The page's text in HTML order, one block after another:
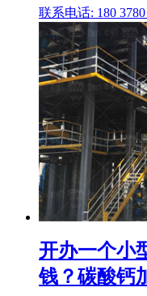
联系电话: 180 3780
开办一个小
钱？碳酸钙